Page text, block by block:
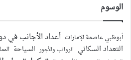
الوسوم
أبوظبي عاصمة الإمارات أعداد الأجانب في
التعداد السكاني الرواتب والأجور السياحة